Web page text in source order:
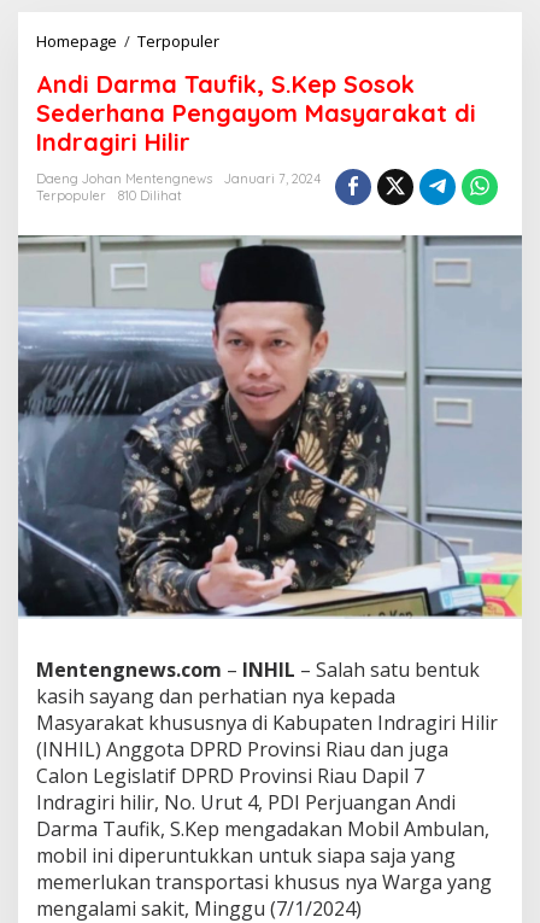
Homepage / Terpopuler
d
i
D
T
a
u
f
i
k
,
S
.
K
p
S
o
s
o
k
S
e
r
h
a
n
a
P
e
n
g
a
y
Andi Darma Taufik, S.Kep Sosok
Sederhana Pengayom Masyarakat di
Indragiri Hilir
Daeng Johan Mentengnews
Januari 7, 2024
Terpopuler
810 Dilihat
Mentengnews.com – INHIL – Salah satu bentuk
kasih sayang dan perhatian nya kepada
Masyarakat khususnya di Kabupaten Indragiri Hilir
(INHIL) Anggota DPRD Provinsi Riau dan juga
Calon Legislatif DPRD Provinsi Riau Dapil 7
Indragiri hilir, No. Urut 4, PDI Perjuangan Andi
Darma Taufik, S.Kep mengadakan Mobil Ambulan,
mobil ini diperuntukkan untuk siapa saja yang
memerlukan transportasi khusus nya Warga yang
mengalami sakit, Minggu (7/1/2024)